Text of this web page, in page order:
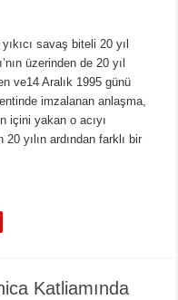
savaş biteli 20 yıl
üzerinden de 20 yıl
ve14 Aralık 1995 günü
imzalanan anlaşma,
içini yakan o acıyı
yılın ardından farklı bir
Katliamında